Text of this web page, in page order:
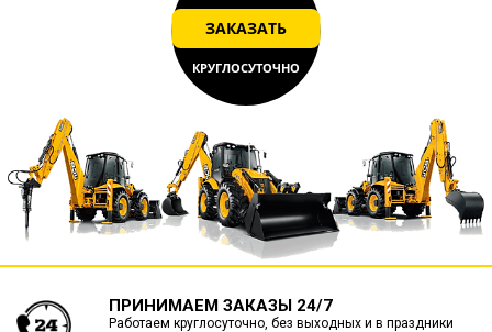
ЗАКАЗАТЬ
КРУГЛОСУТОЧНО
ПРИНИМАЕМ ЗАКАЗЫ 24/7
Работаем круглосуточно, без выходных и в праздники